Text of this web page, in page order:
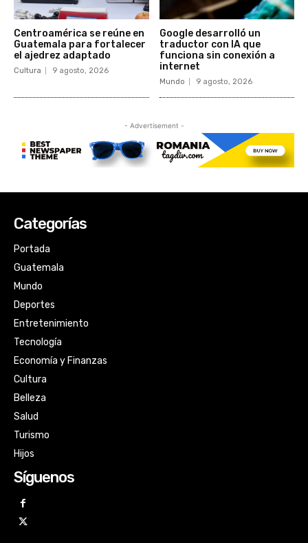
Categorías
Portada
Guatemala
Mundo
Deportes
Entretenimiento
Tecnología
Economía y Finanzas
Cultura
Belleza
Salud
Turismo
Hijos
Síguenos